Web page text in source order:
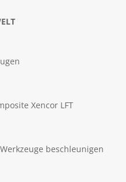
Xencor LFT
beschleunigen